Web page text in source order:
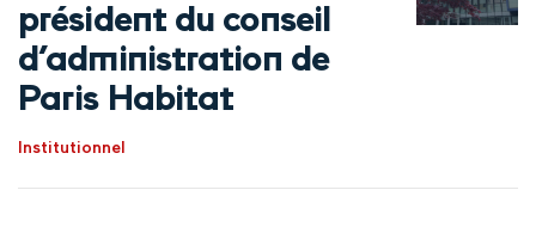
président du conseil
d’administration de
Paris Habitat
Institutionnel